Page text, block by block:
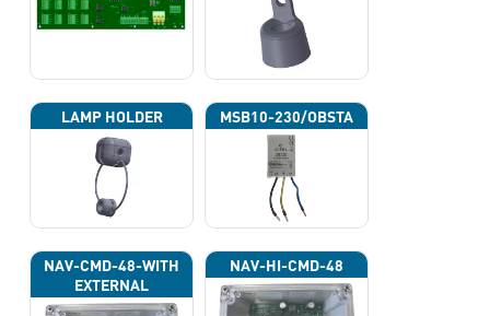
LAMP HOLDER MSB10-230/OBSTA
NAV-CMD-48-WITH
EXTERNAL
PHOTOCELL 13133
NAV-HI-CMD-48